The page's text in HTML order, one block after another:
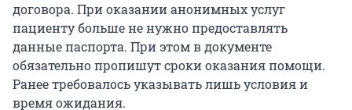
договора. При оказании анонимных услуг
пациенту больше не нужно предоставлять
данные паспорта. При этом в документе
обязательно пропишут сроки оказания помощи.
Ранее требовалось указывать лишь условия и
время ожидания.